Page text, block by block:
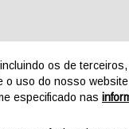
os de
o uso do nosso
especificado nas